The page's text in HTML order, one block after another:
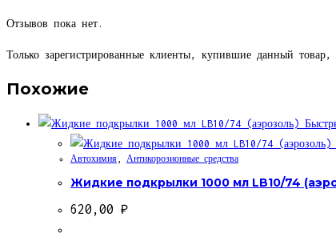
Отзывов пока нет.
Только зарегистрированные клиенты, купившие данный товар,
Похожие
Автохимия Антикорозионные средства
Жидкие подкрылки 1000 мл LB10/74
620,00 ₽